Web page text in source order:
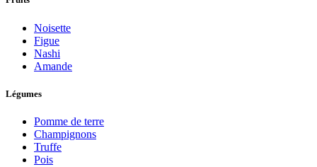
Noisette
Figue
Nashi
Amande
Légumes
Pomme de terre
Champignons
Truffe
Pois